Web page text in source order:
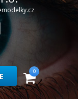
0